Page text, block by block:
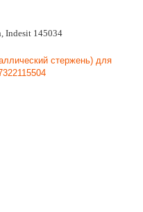
Indesit 145034